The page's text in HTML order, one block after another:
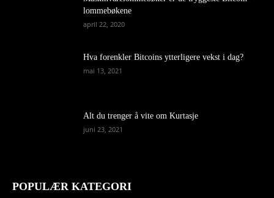
lommebøkene
april 22, 2020
Hva forenkler Bitcoins ytterligere vekst i dag?
mai 13, 2021
Alt du trenger å vite om Kurtasje
juni 23, 2021
POPULÆR KATEGORI